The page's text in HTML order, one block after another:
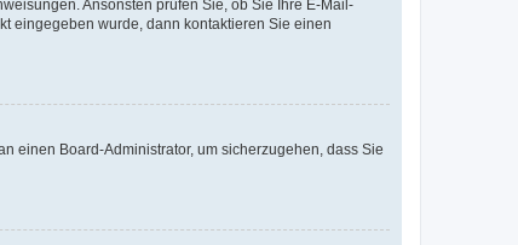
Ansonsten prüfen Sie, ob Sie Ihre E-Mail-
eingegeben wurde, dann kontaktieren Sie einen
einen Board-Administrator, um sicherzugehen, dass Sie